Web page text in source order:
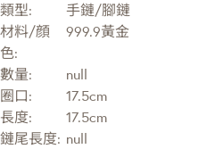
類型:
手鏈/腳鏈
材料/顔
色:
999.9黃金
數量:
null
圈口:
17.5cm
長度:
17.5cm
鏈尾長度: null